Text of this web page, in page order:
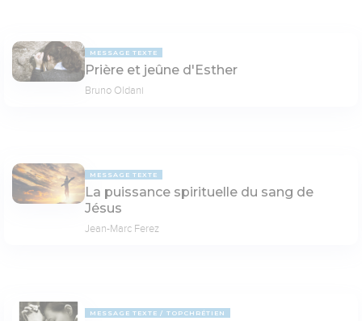
MESSAGE TEXTE
Prière et jeûne d'Esther
Bruno Oldani
MESSAGE TEXTE
La puissance spirituelle du sang de
Jésus
Jean-Marc Ferez
MESSAGE TEXTE TOPCHRÉTIEN